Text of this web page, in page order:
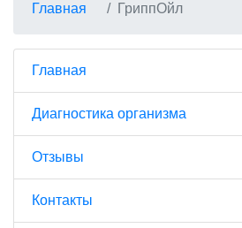
Главная ГриппОйл
Главная
Диагностика организма
Отзывы
Контакты